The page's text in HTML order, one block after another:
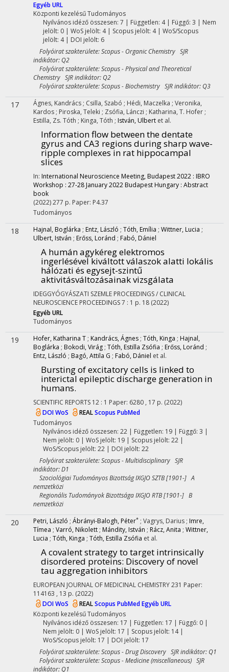
Egyéb URL
Központi kezelésűTudományos
Nyilvános idéző összesen: 7 | Független: 4 | Függő: 3 | Nem
jelölt: 0 | WoS jelölt: 4 | Scopus jelölt: 4 | WoS/Scopus
jelölt: 4 | DOI jelölt: 6
Folyóirat szakterülete: Scopus - Organic Chemistry SJR
indikátor: Q2
Folyóirat szakterülete: Scopus - Physical and Theoretical
Chemistry SJR indikátor: Q2
Folyóirat szakterülete: Scopus - Biochemistry SJR indikátor: Q3
17 Ágnes, Kandrács ; Csilla, Szabó ; Hédi, Maczelka ; Veronika,
Kardos ; Piroska, Teleki ; Zsófia, Lánczi ; Katharina, T. Hofer ;
Estilla, Zs. Tóth ; Kinga, Tóth ; István, Ulbert et al.
Information flow between the dentate
gyrus and CA3 regions during sharp wave-
ripple complexes in rat hippocampal
slices
In: International Neuroscience Meeting, Budapest 2022 : IBRO
Workshop : 27-28 January 2022 Budapest Hungary : Abstract
book
(2022)277 p. Paper: P4.37
Tudományos
18 Hajnal, Boglárka ; Entz, László ; Tóth, Emília ; Wittner, Lucia ;
Ulbert, István ; Erőss, Loránd ; Fabó, Dániel
A humán agykéreg elektromos
ingerlésével kiváltott válaszok alatti lokális
hálózati és egysejt-szintű
aktivitásváltozásainak vizsgálata
IDEGGYÓGYÁSZATI SZEMLE PROCEEDINGS / CLINICAL
NEUROSCIENCE PROCEEDINGS7 : 1 p. 18 (2022)
Egyéb URL
Tudományos
19 Hofer, Katharina T ; Kandrács, Ágnes ; Tóth, Kinga ; Hajnal,
Boglárka ; Bokodi, Virág ; Tóth, Estilla Zsófia ; Erőss, Loránd ;
Entz, László ; Bagó, Attila G ; Fabó, Dániel et al.
Bursting of excitatory cells is linked to
interictal epileptic discharge generation in
humans.
SCIENTIFIC REPORTS 12 : 1 Paper: 6280 , 17 p. (2022)
DOIWoS REALScopus PubMed
Tudományos
Nyilvános idéző összesen: 22| Független: 19 | Függő: 3 |
Nem jelölt: 0 | WoS jelölt: 19 | Scopus jelölt: 22 |
WoS/Scopus jelölt: 22 | DOI jelölt: 22
Folyóirat szakterülete: Scopus - Multidisciplinary SJR
indikátor: D1
Szociológiai Tudományos Bizottság IXGJO SZTB [1901-] A
nemzetközi
Regionális Tudományok Bizottsága IXGJO RTB [1901-] B
nemzetközi
20 Petri, László ; Ábrányi-Balogh, Péter* ; Vagrys, Darius ; Imre,
Tímea ; Varró, Nikolett ; Mándity, István ; Rácz, Anita ; Wittner,
Lucia ; Tóth, Kinga ; Tóth, Estilla Zsófia et al.
A covalent strategy to target intrinsically
disordered proteins: Discovery of novel
tau aggregation inhibitors
EUROPEAN JOURNAL OF MEDICINAL CHEMISTRY231 Paper:
114163 , 13 p. (2022)
DOIWoS REALScopus PubMedEgyéb URL
Központi kezelésűTudományos
Nyilvános idéző összesen: 17 | Független: 17 | Függő: 0 |
Nem jelölt: 0 | WoS jelölt: 17 | Scopus jelölt: 14 |
WoS/Scopus jelölt: 17 | DOI jelölt: 17
Folyóirat szakterülete: Scopus - Drug Discovery SJR indikátor: Q1
Folyóirat szakterülete: Scopus - Medicine (miscellaneous) SJR
indikátor: Q1